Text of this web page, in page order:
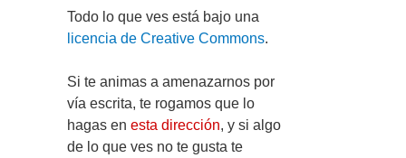
Todo lo que ves está bajo una
licencia de Creative Commons.
Si te animas a amenazarnos por
vía escrita, te rogamos que lo
hagas en esta dirección, y si algo
de lo que ves no te gusta te